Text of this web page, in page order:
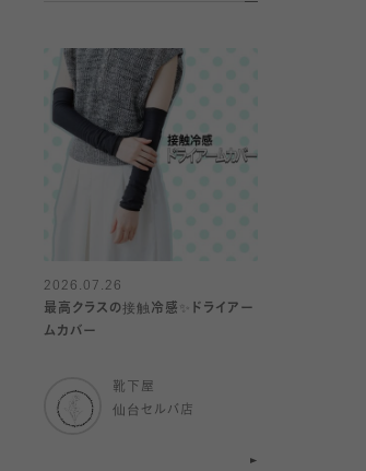
2026.07.26
最高クラスの接触冷感✨ドライアー
ムカバー
靴下屋
仙台セルバ店